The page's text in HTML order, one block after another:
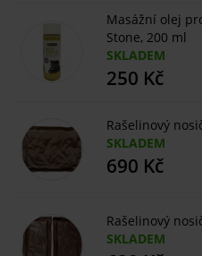
Masážní olej
Stone, 200 ml
SKLADEM
250 Kč
Rašelinový
SKLADEM
690 Kč
Rašelinový
SKLADEM